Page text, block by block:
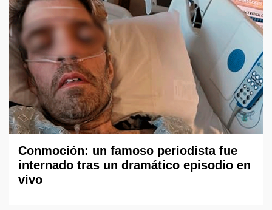
Conmoción: un famoso periodista fue
internado tras un dramático episodio en
vivo